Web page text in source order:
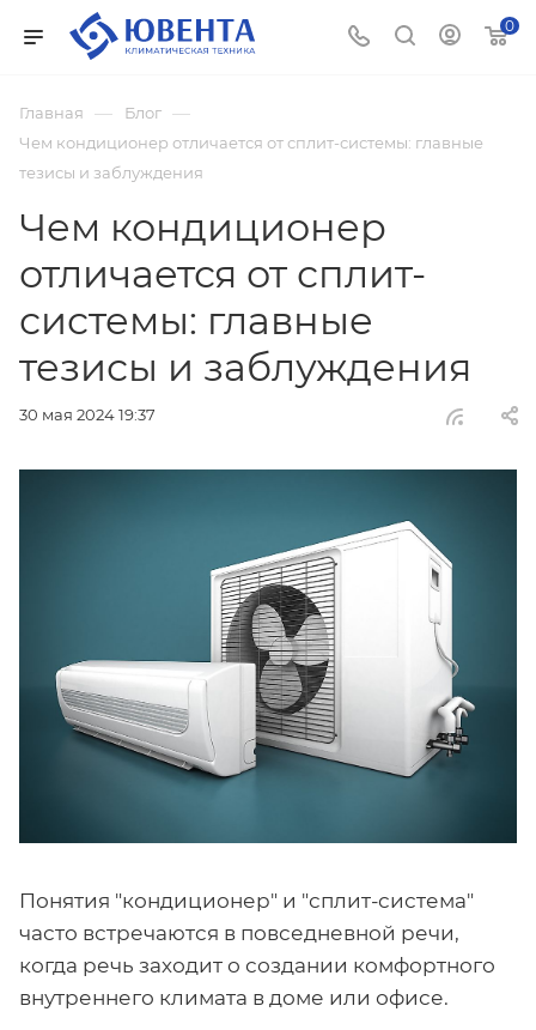
0
Главная — Блог —
Чем кондиционер отличается от сплит-системы: главные
тезисы и заблуждения
Чем кондиционер
отличается от сплит-
системы: главные
тезисы и заблуждения
30 мая 2024 19:37
Понятия "кондиционер" и "сплит-система"
часто встречаются в повседневной речи,
когда речь заходит о создании комфортного
внутреннего климата в доме или офисе.